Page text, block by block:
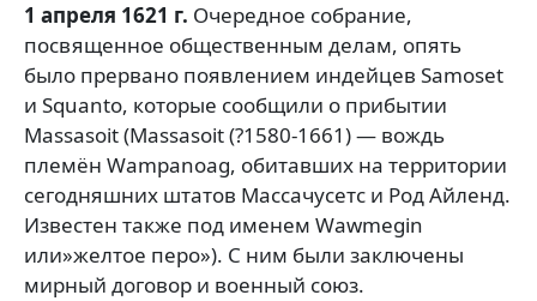
1 апреля 1621 г. Очередное собрание,
посвященное общественным делам, опять
было прервано появлением индейцев Samoset
и Squanto, которые сообщили о прибытии
Massasoit (Massasoit (?1580-1661) — вождь
племён Wampanoag, обитавших на территории
сегодняшних штатов Массачусетс и Род Айленд.
Известен также под именем Wawmegin
или»желтое перо»). С ним были заключены
мирный договор и военный союз.